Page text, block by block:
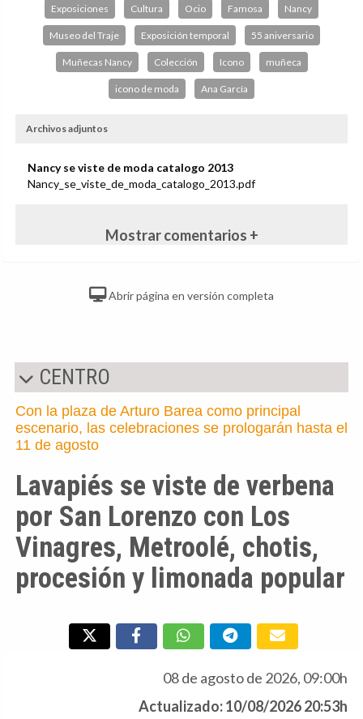
Exposiciones Cultura Ocio Famosa Nancy
Museo del Traje Exposición temporal 55 aniversario
Muñecas Nancy Colección Icono muñeca
icono de moda Ana García
Archivos adjuntos
Nancy se viste de moda catalogo 2013
Nancy_se_viste_de_moda_catalogo_2013.pdf
Mostrar comentarios +
Abrir página en versión completa
CENTRO
Con la plaza de Arturo Barea como principal
escenario, las celebraciones se prologarán hasta el
11 de agosto
Lavapiés se viste de verbena
por San Lorenzo con Los
Vinagres, Metroolé, chotis,
procesión y limonada popular
08 de agosto de 2026, 09:00h
Actualizado: 10/08/2026 20:53h